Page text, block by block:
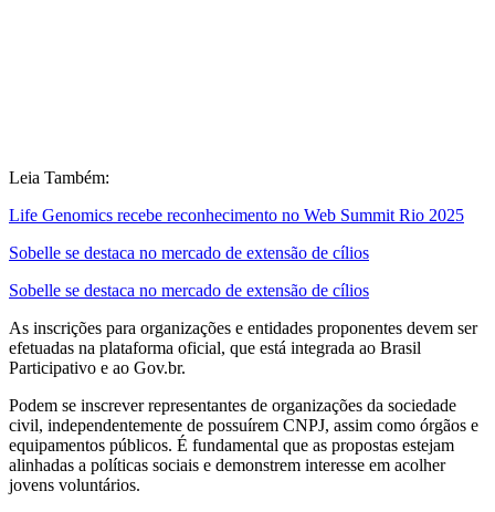
Leia Também:
Life Genomics recebe reconhecimento no Web Summit Rio 2025
Sobelle se destaca no mercado de extensão de cílios
Sobelle se destaca no mercado de extensão de cílios
As inscrições para organizações e entidades proponentes devem ser
efetuadas na plataforma oficial, que está integrada ao Brasil
Participativo e ao Gov.br.
Podem se inscrever representantes de organizações da sociedade
civil, independentemente de possuírem CNPJ, assim como órgãos e
equipamentos públicos. É fundamental que as propostas estejam
alinhadas a políticas sociais e demonstrem interesse em acolher
jovens voluntários.